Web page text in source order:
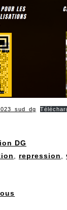
DG
repression